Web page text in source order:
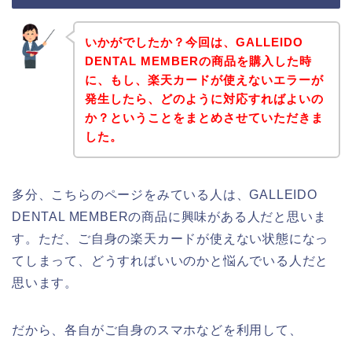
いかがでしたか？今回は、GALLEIDO
DENTAL MEMBERの商品を購入した時
に、もし、楽天カードが使えないエラーが
発生したら、どのように対応すればよいの
か？ということをまとめさせていただきま
した。
多分、こちらのページをみている人は、GALLEIDO
DENTAL MEMBERの商品に興味がある人だと思いま
す。ただ、ご自身の楽天カードが使えない状態になっ
てしまって、どうすればいいのかと悩んでいる人だと
思います。
だから、各自がご自身のスマホなどを利用して、